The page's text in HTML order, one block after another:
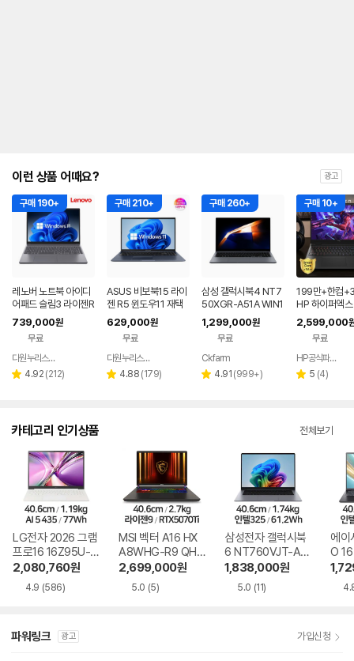
이런 상품 어때요? 광고
구매 190+
레노버 노트북 아이디
어패드 슬림3 라이젠R
5 8GB 256GB 윈도
우11
739,000원
무료
페이
다원누리스토어
별 4.92 리
(212)
구매 210+
ASUS 비보북15 라이
젠 R5 윈도우11 재택
근무 싼 노트북
629,000원
무료
페이
다원누리스토어
별 4.88 리
(179)
구매 260+
삼성 갤럭시북4 NT7
50XGR-A51A WIN1
1 FPP(버젼UP설치)
업무용 학생용 사무용
노트북 문스톤그레이
1,299,000원
무료
페이
Ckfarm
별 4.91 리
(999+)
구매 10+
199만+한컴
HP 하이퍼엑스
6 AI7 450
0 게이밍 노트
2,599,000
무료
HP공식파트너 이텍컴퓨터
별 5 리
(4)
카테고리 인기상품 전체보기
LG전자 2026 그램
프로16 16Z95U-G
S5WK
2,080,760원
4.9 (586)
MSI 벡터 A16 HX
A8WHG-R9 QHD
+
2,699,000원
5.0 (5)
삼성전자 갤럭시북
6 NT760VJT-A51
A
1,838,000원
5.0 (11)
에이
O
1-
파워링크 광고 가입신청